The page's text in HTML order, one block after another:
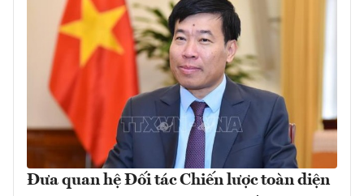
Đưa quan hệ Đối tác Chiến lược toàn diện